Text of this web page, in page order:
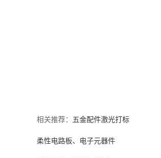
相关推荐： 五金配件激光打标
柔性电路板、电子元器件